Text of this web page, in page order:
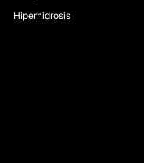
Hiperhidrosis